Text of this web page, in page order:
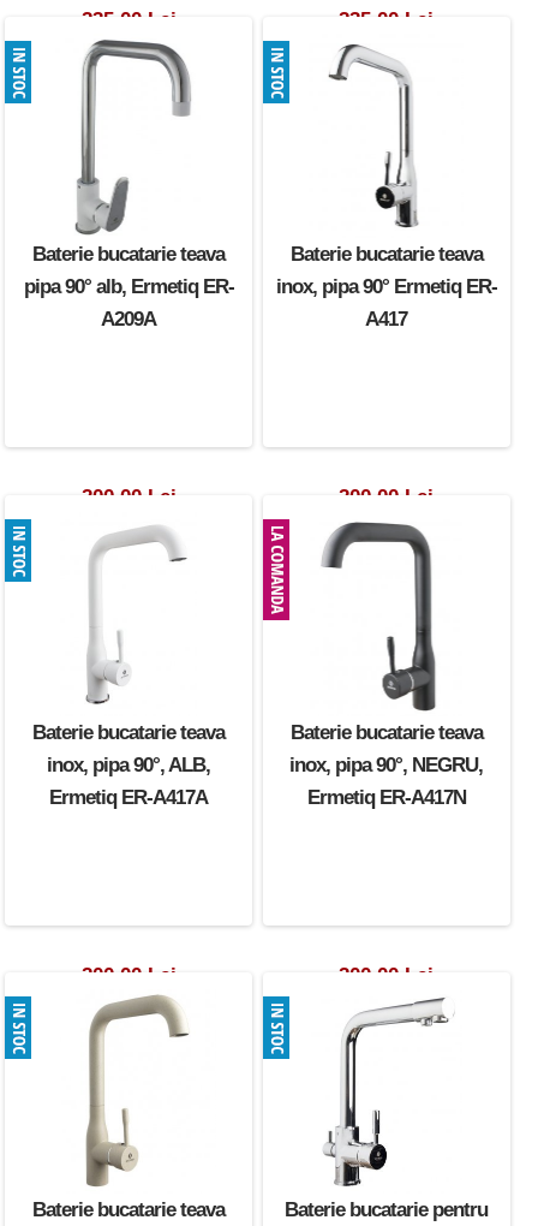
235.00 Lei 235.00 Lei
Baterie bucatarie teava
pipa 90° alb, Ermetiq ER-
A209A
200.00 Lei
Baterie bucatarie teava
inox, pipa 90° Ermetiq ER-
A417
200.00 Lei
Baterie bucatarie teava
inox, pipa 90°, ALB,
Ermetiq ER-A417A
200.00 Lei
Baterie bucatarie teava
inox, pipa 90°, NEGRU,
Ermetiq ER-A417N
200.00 Lei
Baterie bucatarie teava
Baterie bucatarie pentru